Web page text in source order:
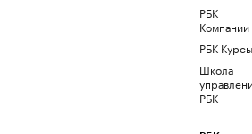
РБК
Компании
РБК Курсы
Школа
РБК